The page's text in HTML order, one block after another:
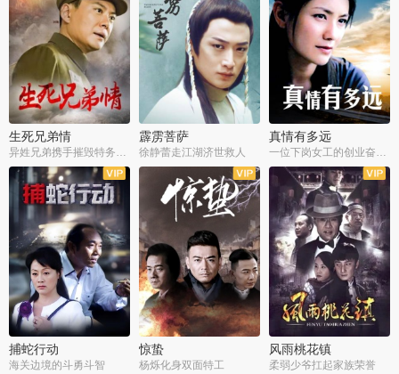
生死兄弟情
异姓兄弟携手摧毁特务阴谋
霹雳菩萨
徐静蕾走江湖济世救人
真情有多远
一位下岗女工的创业奋斗史
全22集
捕蛇行动
海关边境的斗勇斗智
全39集
惊蛰
杨烁化身双面特工
全36集
风雨桃花镇
柔弱少爷扛起家族荣誉